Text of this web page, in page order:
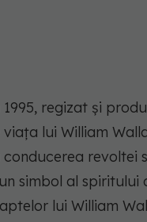
regizat și
lui William
revoltei
simbol al
lui William